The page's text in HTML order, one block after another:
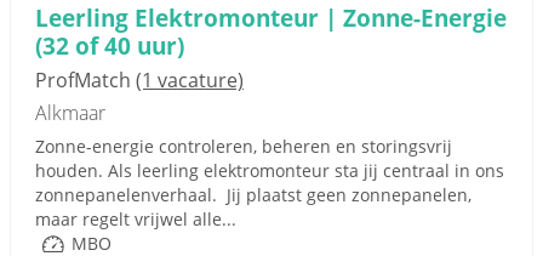
Leerling Elektromonteur | Zonne-Energie
(32 of 40 uur)
ProfMatch (1 vacature)
Alkmaar
Zonne-energie controleren, beheren en storingsvrij
houden. Als leerling elektromonteur sta jij centraal in ons
zonnepanelenverhaal. Jij plaatst geen zonnepanelen,
maar regelt vrijwel alle...
MBO